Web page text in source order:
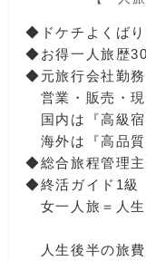
◆ドケチよくば
◆お得一人旅歴
◆元旅行会社勤務
営業・販売・現
国内は『高級宿
海外は『高品質
◆総合旅程管理
◆終活ガイド1級
女一人旅＝人生
人生後半の旅費